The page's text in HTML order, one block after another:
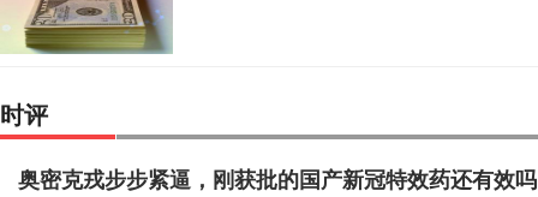
时评
奥密克戎步步紧逼，刚获批的国产新冠特效药还有效